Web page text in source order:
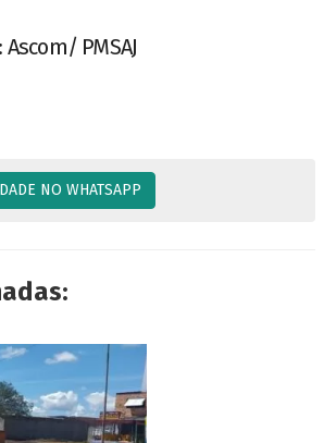
PMSAJ
NO WHATSAPP